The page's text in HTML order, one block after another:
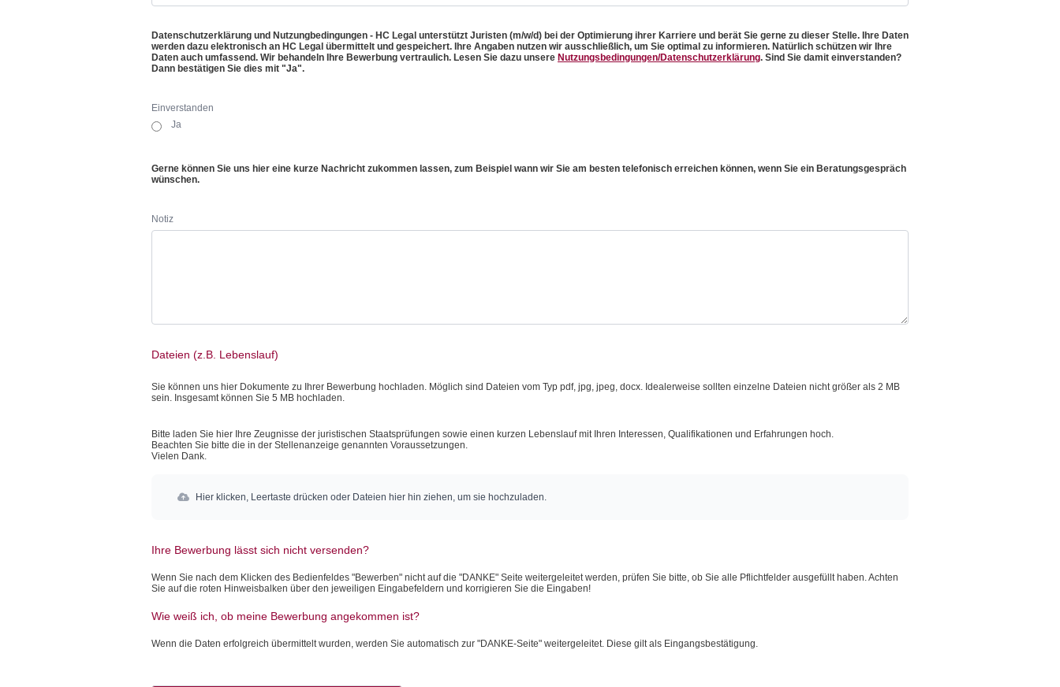
Datenschutzerklärung und Nutzungbedingungen - HC Legal unterstützt Juristen (m/w/d) bei der Optimierung ihrer Karriere und berät Sie gerne zu dieser Stelle. Ihre Daten
werden dazu elektronisch an HC Legal übermittelt und gespeichert. Ihre Angaben nutzen wir ausschließlich, um Sie optimal zu informieren. Natürlich schützen wir Ihre
Daten auch umfassend. Wir behandeln Ihre Bewerbung vertraulich. Lesen Sie dazu unsere Nutzungsbedingungen/Datenschutzerklärung. Sind Sie damit einverstanden?
Dann bestätigen Sie dies mit "Ja".
Einverstanden
Ja
Gerne können Sie uns hier eine kurze Nachricht zukommen lassen, zum Beispiel wann wir Sie am besten telefonisch erreichen können, wenn Sie ein Beratungsgespräch
wünschen.
Notiz
Dateien (z.B. Lebenslauf)
Sie können uns hier Dokumente zu Ihrer Bewerbung hochladen. Möglich sind Dateien vom Typ pdf, jpg, jpeg, docx. Idealerweise sollten einzelne Dateien nicht größer als 2 MB
sein. Insgesamt können Sie 5 MB hochladen.
Bitte laden Sie hier Ihre Zeugnisse der juristischen Staatsprüfungen sowie einen kurzen Lebenslauf mit Ihren Interessen, Qualifikationen und Erfahrungen hoch.
Beachten Sie bitte die in der Stellenanzeige genannten Voraussetzungen.
Vielen Dank.
Hier klicken, Leertaste drücken oder Dateien hier hin ziehen, um sie hochzuladen.
Ihre Bewerbung lässt sich nicht versenden?
Wenn Sie nach dem Klicken des Bedienfeldes "Bewerben" nicht auf die "DANKE" Seite weitergeleitet werden, prüfen Sie bitte, ob Sie alle Pflichtfelder ausgefüllt haben. Achten
Sie auf die roten Hinweisbalken über den jeweiligen Eingabefeldern und korrigieren Sie die Eingaben!
Wie weiß ich, ob meine Bewerbung angekommen ist?
Wenn die Daten erfolgreich übermittelt wurden, werden Sie automatisch zur "DANKE-Seite" weitergeleitet. Diese gilt als Eingangsbestätigung.